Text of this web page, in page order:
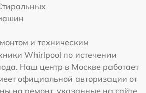
и техническим
Whirlpool по истечении
Наш центр в Москве работает
официальной авторизации от